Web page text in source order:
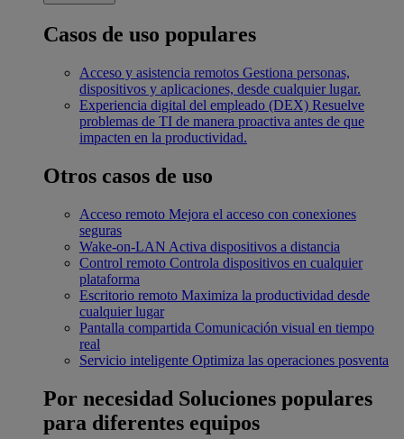
Casos de uso populares
Acceso y asistencia remotos Gestiona personas,
dispositivos y aplicaciones, desde cualquier lugar.
Experiencia digital del empleado (DEX) Resuelve
problemas de TI de manera proactiva antes de que
impacten en la productividad.
Otros casos de uso
Acceso remoto Mejora el acceso con conexiones
seguras
Wake-on-LAN Activa dispositivos a distancia
Control remoto Controla dispositivos en cualquier
plataforma
Escritorio remoto Maximiza la productividad desde
cualquier lugar
Pantalla compartida Comunicación visual en tiempo
real
Servicio inteligente Optimiza las operaciones posventa
Por necesidad Soluciones populares
para diferentes equipos